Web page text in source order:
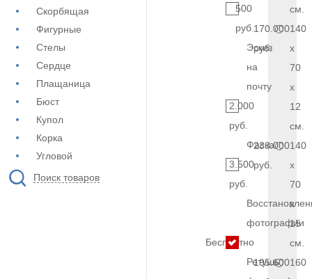
Скорбящая
Фигурные
Стелы
Сердце
Плащаница
Бюст
Купол
Корка
Угловой
Поиск товаров
500
руб.
Эскиз
на
почту
2.000
руб.
Фаска
3.500
руб.
фотографии
Бесплатно
Ретушь
см.
170.000
руб.
140
x
70
x
12
см.
233.000
руб.
140
x
70
x
15
см.
195.600160